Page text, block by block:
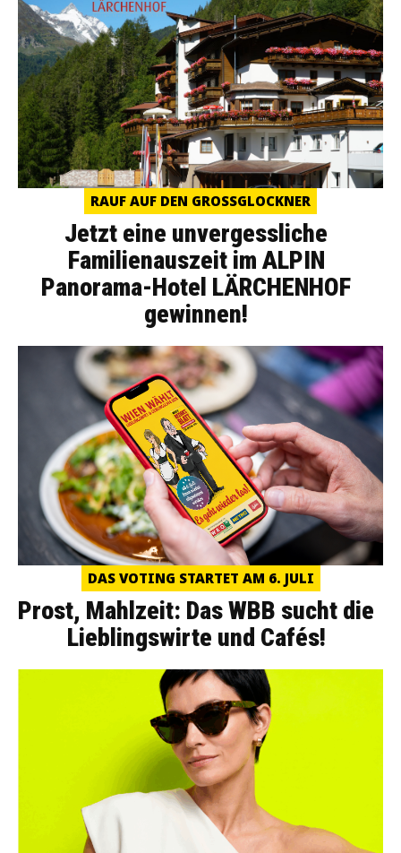
RAUF AUF DEN GROSSGLOCKNER
Jetzt eine unvergessliche
Familienauszeit im ALPIN
Panorama-Hotel LÄRCHENHOF
gewinnen!
DAS VOTING STARTET AM 6. JULI
Prost, Mahlzeit: Das WBB sucht die
Lieblingswirte und Cafés!